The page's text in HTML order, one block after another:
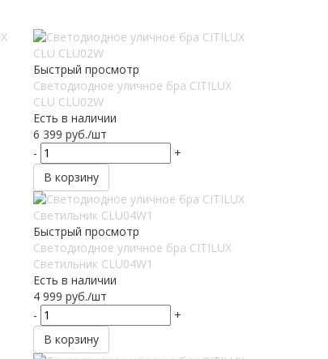
Быстрый просмотр
Светодиодное уличное бра CITILUX
CLU CLU02W
Есть в наличии
6 399 руб./шт
-
+
В корзину
Быстрый просмотр
Светодиодное уличное бра CITILUX
Светильник CLU04W1
Есть в наличии
4 999 руб./шт
-
+
В корзину